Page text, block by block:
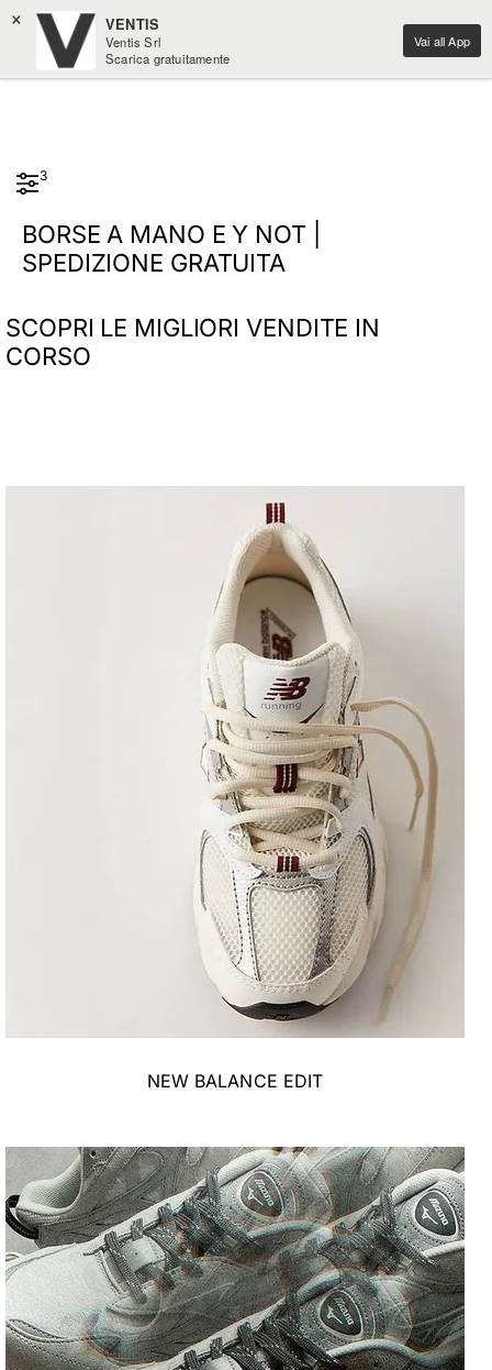
× VENTIS
Ventis Srl
Scarica gratuitamente
Vai all App
3
BORSE A MANO E Y NOT |
SPEDIZIONE GRATUITA
SCOPRI LE MIGLIORI VENDITE IN
CORSO
NEW BALANCE EDIT